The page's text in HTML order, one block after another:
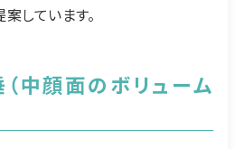
しています。
中顔面のボリューム